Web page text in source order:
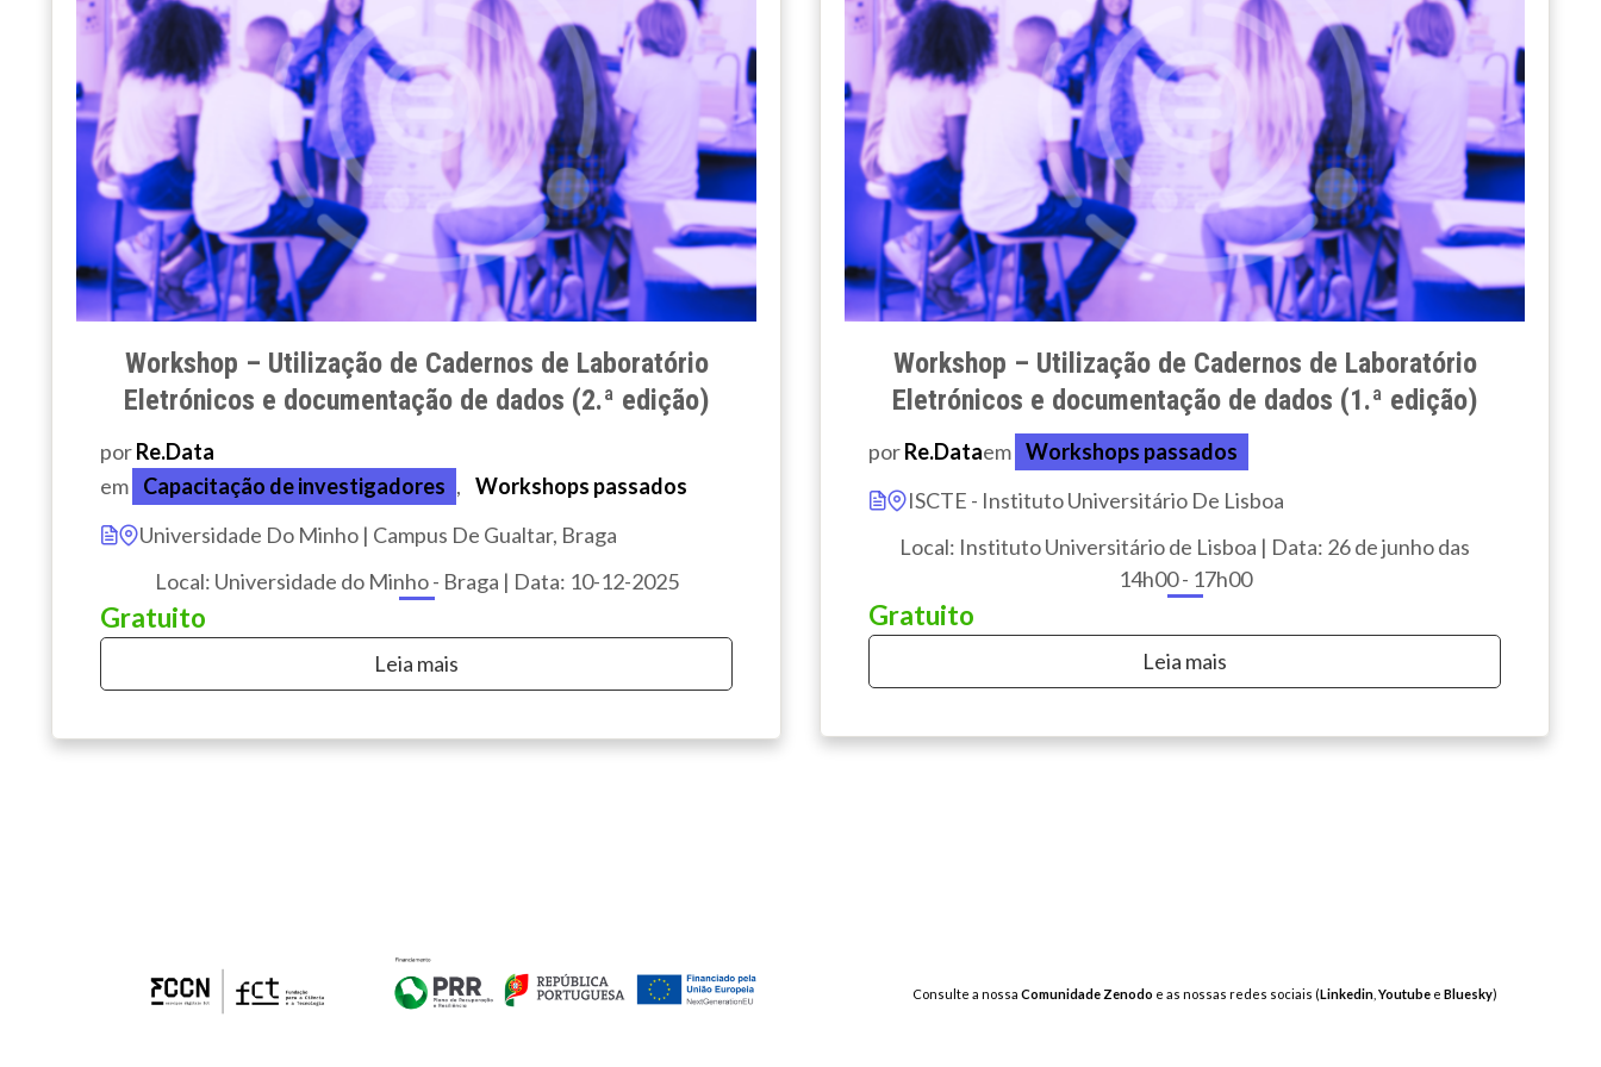
Workshop – Utilização de Cadernos de Laboratório
Eletrónicos e documentação de dados (2.ª edição)
porRe.Data
em Capacitação de investigadores , Workshops passados
Universidade Do Minho | Campus De Gualtar, Braga
Local: Universidade do Minho - Braga | Data: 10-12-2025
Gratuito
Leia mais
Workshop – Utilização de Cadernos de Laboratório
Eletrónicos e documentação de dados (1.ª edição)
porRe.Dataem Workshops passados
ISCTE - Instituto Universitário De Lisboa
Local: Instituto Universitário de Lisboa | Data: 26 de junho das
14h00 - 17h00
Gratuito
Leia mais
Consulte a nossa Comunidade Zenodo e as nossas redes sociais (Linkedin, Youtubee Bluesky)